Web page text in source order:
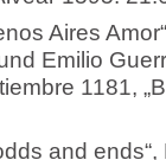
Aires
Emilio
1181,
and